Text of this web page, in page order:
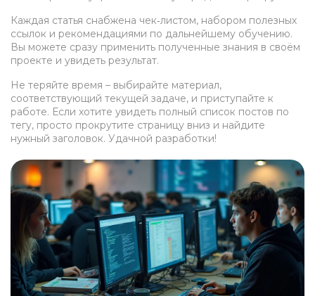
Каждая статья снабжена чек‑листом, набором полезных
ссылок и рекомендациями по дальнейшему обучению.
Вы можете сразу применить полученные знания в своём
проекте и увидеть результат.
Не теряйте время – выбирайте материал,
соответствующий текущей задаче, и приступайте к
работе. Если хотите увидеть полный список постов по
тегу, просто прокрутите страницу вниз и найдите
нужный заголовок. Удачной разработки!